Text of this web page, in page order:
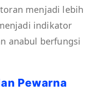
menjadi lebih
indikator
anabul berfungsi
Pewarna